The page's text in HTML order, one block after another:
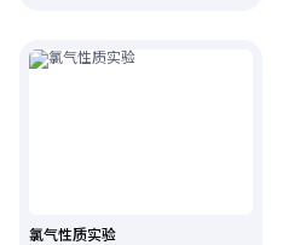
氯气性质实验